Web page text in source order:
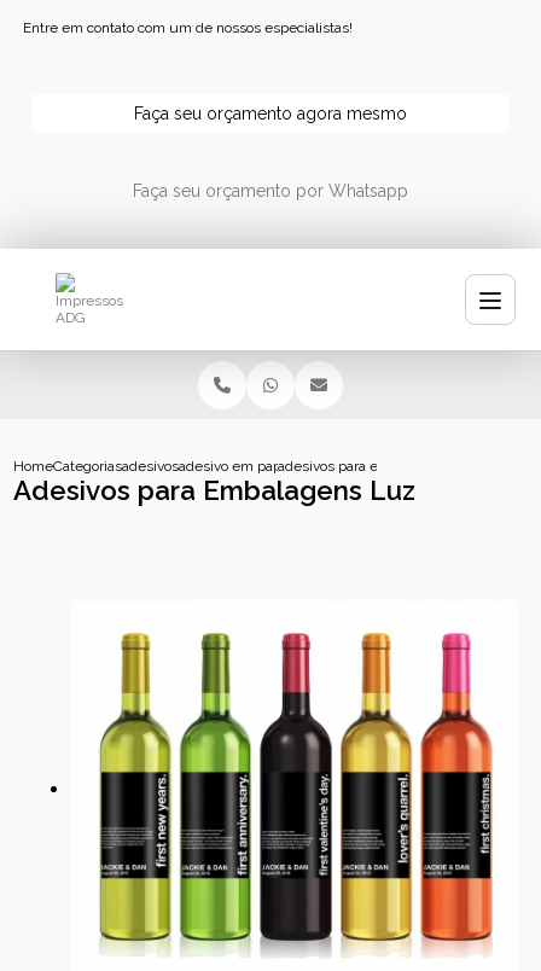
Entre em contato com um de nossos especialistas!
Faça seu orçamento agora mesmo
Faça seu orçamento por Whatsapp
HomeCategoriasadesivosadesivo em papeladesivos para embalagens luz
Adesivos para Embalagens Luz